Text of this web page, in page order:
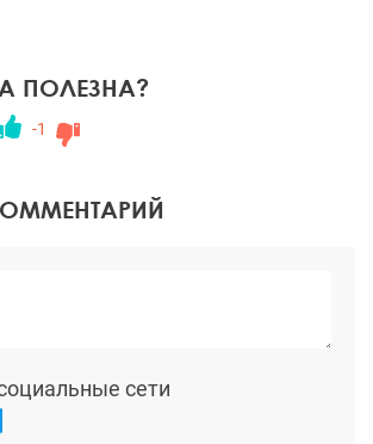
ПОЛЕЗНА?
-1
сети